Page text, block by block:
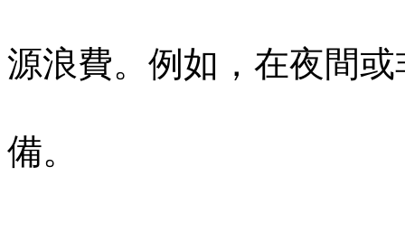
源浪費。例如，在夜
備。